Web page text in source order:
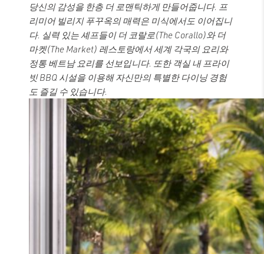
당신의 감성을 한층 더 로맨틱하게 만들어줍니다. 프
리미어 빌리지 푸꾸옥의 매력은 미식에서도 이어집니
다. 실력 있는 셰프들이 더 코랄로(The Corallo)와 더
마켓(The Market) 레스토랑에서 세계 각국의 요리와
정통 베트남 요리를 선보입니다. 또한 객실 내 프라이
빗 BBQ 시설을 이용해 자신만의 특별한 다이닝 경험
도 즐길 수 있습니다.